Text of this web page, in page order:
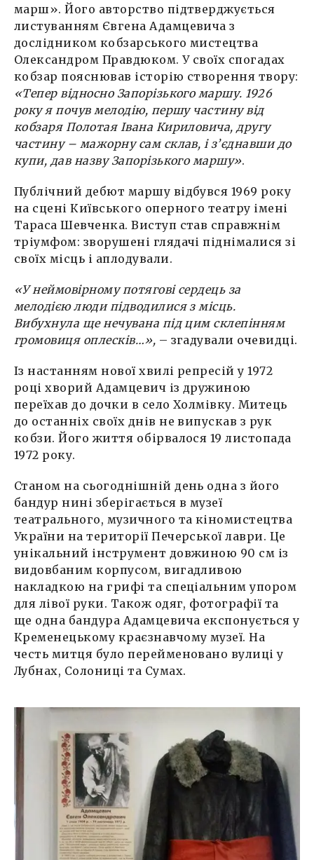
марш». Його авторство підтверджується
листуванням Євгена Адамцевича з
дослідником кобзарського мистецтва
Олександром Правдюком. У своїх спогадах
кобзар пояснював історію створення твору:
«Тепер відносно Запорізького маршу. 1926
року я почув мелодію, першу частину від
кобзаря Полотая Івана Кириловича, другу
частину – мажорну сам склав, і з’єднавши до
купи, дав назву Запорізького маршу».
Публічний дебют маршу відбувся 1969 року
на сцені Київського оперного театру імені
Тараса Шевченка. Виступ став справжнім
тріумфом: зворушені глядачі піднімалися зі
своїх місць і аплодували.
«У неймовірному потягові сердець за
мелодією люди підводилися з місць.
Вибухнула ще нечувана під цим склепінням
громовиця оплесків…», – згадували очевидці.
Із настанням нової хвилі репресій у 1972
році хворий Адамцевич із дружиною
переїхав до дочки в село Холмівку. Митець
до останніх своїх днів не випускав з рук
кобзи. Його життя обірвалося 19 листопада
1972 року.
Станом на сьогоднішній день одна з його
бандур нині зберігається в музеї
театрального, музичного та кіномистецтва
України на території Печерської лаври. Це
унікальний інструмент довжиною 90 см із
видовбаним корпусом, вигадливою
накладкою на грифі та спеціальним упором
для лівої руки. Також одяг, фотографії та
ще одна бандура Адамцевича експонується у
Кременецькому краєзнавчому музеї. На
честь митця було перейменовано вулиці у
Лубнах, Солониці та Сумах.